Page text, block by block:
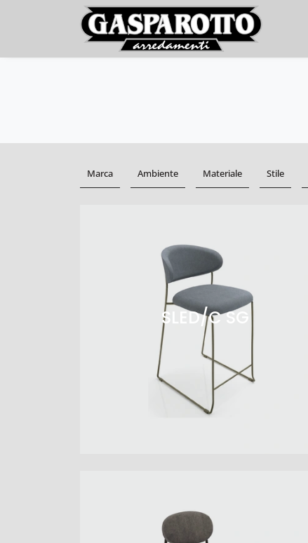
Marca Ambiente Materiale Stile
SLED/C SG